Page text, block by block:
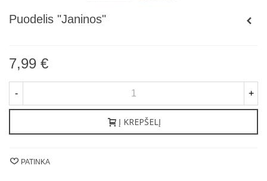
Puodelis "Janinos"
7,99 €
- +
Į KREPŠELĮ
PATINKA